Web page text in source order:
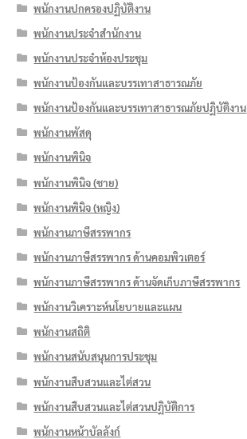
พนักงานปกครองปฏิบัติงาน
พนักงานประจำสำนักงาน
พนักงานประจำห้องประชุม
พนักงานป้องกันและบรรเทาสาธารณภัย
พนักงานป้องกันและบรรเทาสาธารณภัยปฏิบัติงาน
พนักงานพัสดุ
พนักงานพินิจ
พนักงานพินิจ (ชาย)
พนักงานพินิจ (หญิง)
พนักงานภาษีสรรพากร
พนักงานภาษีสรรพากร ด้านคอมพิวเตอร์
พนักงานภาษีสรรพากร ด้านจัดเก็บภาษีสรรพากร
พนักงานวิเคราะห์นโยบายและแผน
พนักงานสถิติ
พนักงานสนับสนุนการประชุม
พนักงานสืบสวนและไต่สวน
พนักงานสืบสวนและไต่สวนปฏิบัติการ
พนักงานหน้าบัลลังก์